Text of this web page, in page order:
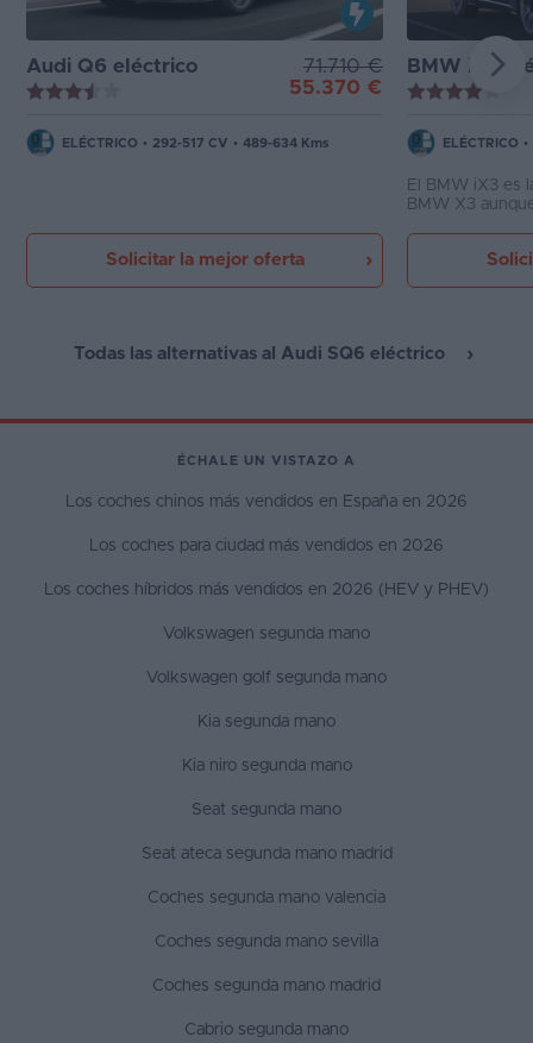
Audi Q6 eléctrico
71.710 €
55.370 €
ELÉCTRICO • 292-517 CV • 489-634 Kms
Solicitar la mejor oferta
BMW iX3
ELÉCTRICO •
El BMW iX3 es
BMW X3
gran opción
medios
etiqueta CERO
Todas las alternativas al Audi SQ6 eléctrico
ÉCHALE UN VISTAZO A
Los coches chinos más vendidos en España en 2026
Los coches para ciudad más vendidos en 2026
Los coches híbridos más vendidos en 2026 (HEV y PHEV)
Volkswagen segunda mano
Volkswagen golf segunda mano
Kia segunda mano
Kia niro segunda mano
Seat segunda mano
Seat ateca segunda mano madrid
Coches segunda mano valencia
Coches segunda mano sevilla
Coches segunda mano madrid
Cabrio segunda mano